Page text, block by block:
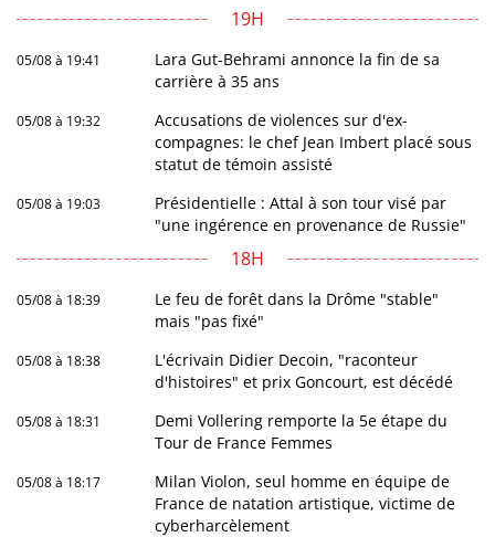
19H
05/08 à 19:41
Lara Gut-Behrami annonce la fin de sa
carrière à 35 ans
05/08 à 19:32
Accusations de violences sur d'ex-
compagnes: le chef Jean Imbert placé sous
statut de témoin assisté
05/08 à 19:03
Présidentielle : Attal à son tour visé par
"une ingérence en provenance de Russie"
18H
05/08 à 18:39
Le feu de forêt dans la Drôme "stable"
mais "pas fixé"
05/08 à 18:38
L'écrivain Didier Decoin, "raconteur
d'histoires" et prix Goncourt, est décédé
05/08 à 18:31
Demi Vollering remporte la 5e étape du
Tour de France Femmes
05/08 à 18:17
Milan Violon, seul homme en équipe de
France de natation artistique, victime de
cyberharcèlement